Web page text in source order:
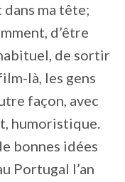
dans ma tête;
d’être
de sortir
là, les gens
façon, avec
humoristique.
bonnes idées
Portugal l’an